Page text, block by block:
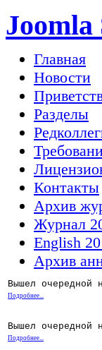
Joomla
Главная
Новости
Разделы
Контакты
Архив
Журнал
English
Архив
Вышел очередной
Подробнее...
Вышел очередной
Подробнее...